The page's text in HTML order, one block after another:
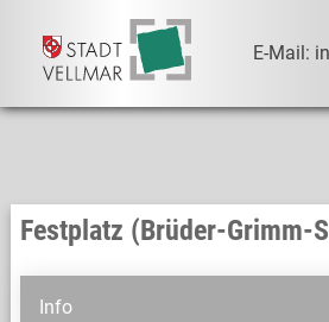
E-Mail:
Festplatz (Brüder-Grimm-
Info